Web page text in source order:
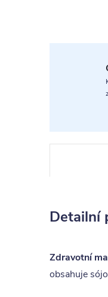
Detailní
Zdravotní
obsahuje